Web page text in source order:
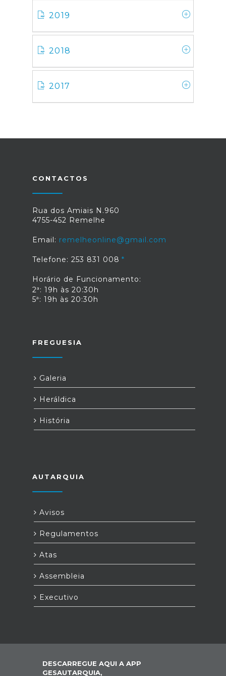
2019
2018
2017
CONTACTOS
Rua dos Amiais N.960
4755-452 Remelhe
Email: remelheonline@gmail.com
Telefone: 253 831 008
Horário de Funcionamento:
2ª: 19h às 20:30h
5ª: 19h às 20:30h
FREGUESIA
Galeria
Heráldica
História
AUTARQUIA
Avisos
Regulamentos
Atas
Assembleia
Executivo
DESCARREGUE AQUI A APP
GESAUTARQUIA,